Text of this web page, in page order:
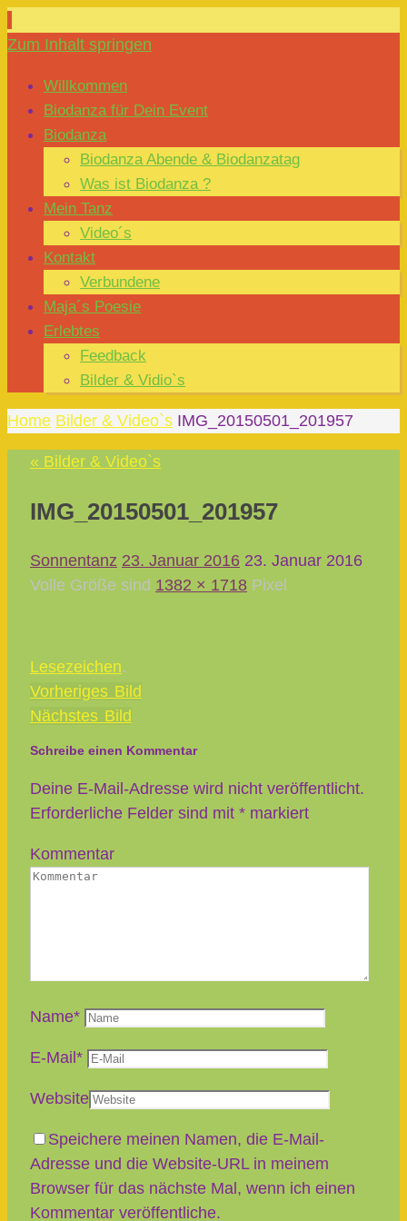
Zum Inhalt springen
Willkommen
Biodanza für Dein Event
Biodanza
Biodanza Abende & Biodanzatag
Was ist Biodanza ?
Mein Tanz
Video´s
Kontakt
Verbundene
Maja´s Poesie
Erlebtes
Feedback
Bilder & Vidio`s
Home Bilder & Video`s IMG_20150501_201957
« Bilder & Video`s
IMG_20150501_201957
Sonnentanz 23. Januar 2016 23. Januar 2016
Volle Größe sind 1382 × 1718 Pixel
Lesezeichen.
Vorheriges Bild
Nächstes Bild
Schreibe einen Kommentar
Deine E-Mail-Adresse wird nicht veröffentlicht.
Erforderliche Felder sind mit * markiert
Kommentar
Name*
E-Mail *
Website
Speichere meinen Namen, die E-Mail-
Adresse und die Website-URL in meinem
Browser für das nächste Mal, wenn ich einen
Kommentar veröffentliche.